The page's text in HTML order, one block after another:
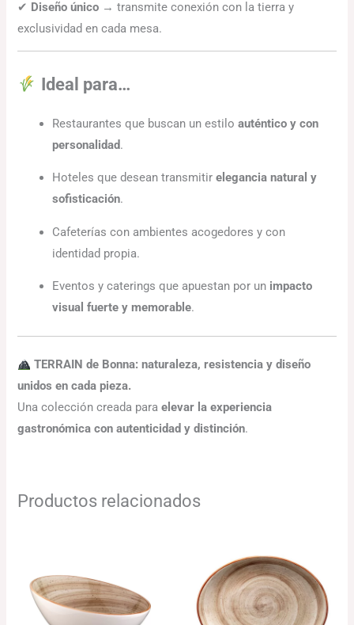
✔ Diseño único → transmite conexión con la tierra y
exclusividad en cada mesa.
Ideal para…
Restaurantes que buscan un estiloauténtico y con
personalidad.
Hoteles que desean transmitirelegancia natural y
sofisticación.
Cafeterías con ambientes acogedores y con
identidad propia.
Eventos y caterings que apuestan por un impacto
visual fuerte y memorable.
TERRAIN de Bonna: naturaleza, resistencia y diseño
unidos en cada pieza.
Una colección creada paraelevar la experiencia
gastronómica con autenticidad y distinción.
Productos relacionados
117.12€
hasta
142.19€
precios:
desde
99.72€
hasta
212.71€